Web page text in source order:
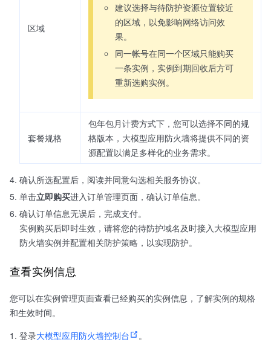
区域
建议选择与待防护资源位置较近
的区域，以免影响网络访问效
果。
同一帐号在同一个区域只能购买
一条实例，实例到期回收后方可
重新选购实例。
套餐规格
包年包月计费方式下，您可以选择不同的规
格版本，大模型应用防火墙将提供不同的资
源配置以满足多样化的业务需求。
确认所选配置后，阅读并同意勾选相关服务协议。
单击立即购买进入订单管理页面，确认订单信息。
确认订单信息无误后，完成支付。
实例购买后即时生效，请将您的待防护域名及时接入大模型应用
防火墙实例并配置相关防护策略，以实现防护。
查看实例信息
您可以在实例管理页面查看已经购买的实例信息，了解实例的规格
和生效时间。
登录大模型应用防火墙控制台
。